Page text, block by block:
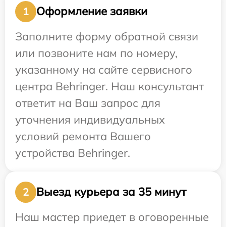
1
Оформление заявки
Заполните форму обратной связи
или позвоните нам по номеру,
указанному на сайте сервисного
центра Behringer. Наш консультант
ответит на Ваш запрос для
уточнения индивидуальных
условий ремонта Вашего
устройства Behringer.
2
Выезд курьера за 35 минут
Наш мастер приедет в оговоренные